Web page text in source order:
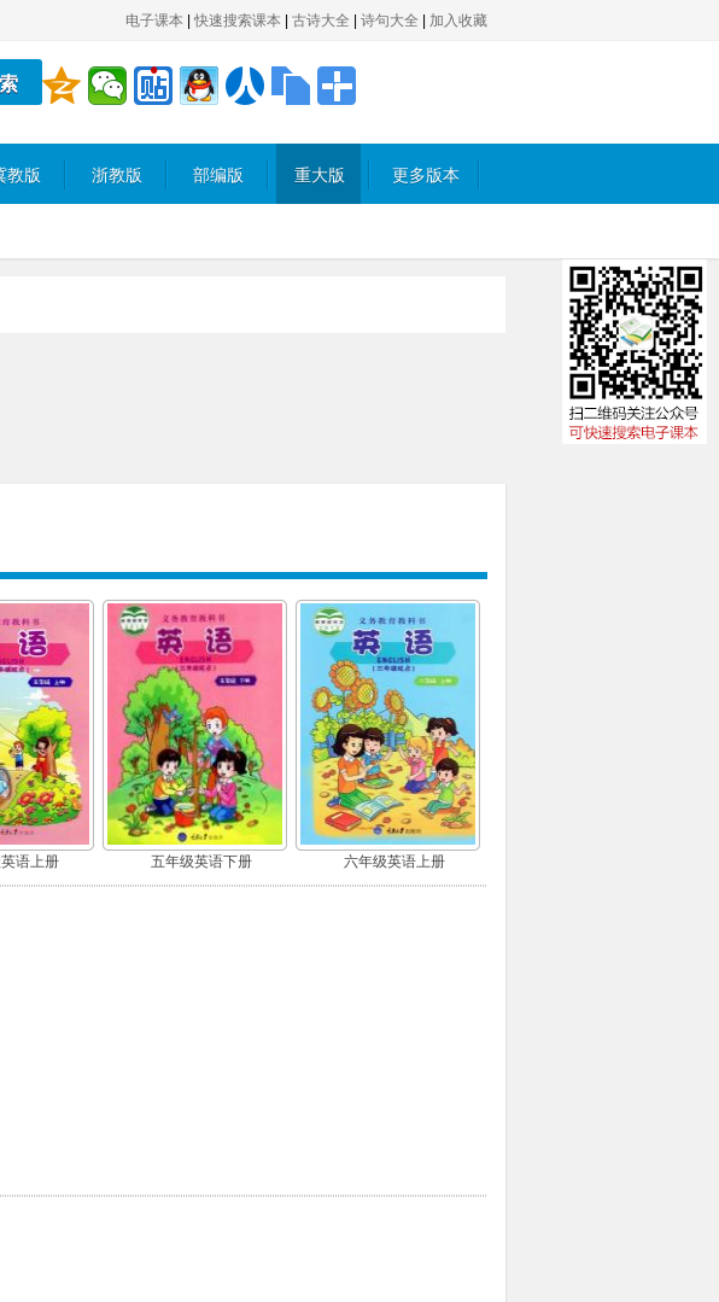
电子课本 快速搜索课本 古诗大全 诗句大全 加入收藏
教版 浙教版 部编版 重大版 更多版本
语上册 五年级英语下册 六年级英语上册